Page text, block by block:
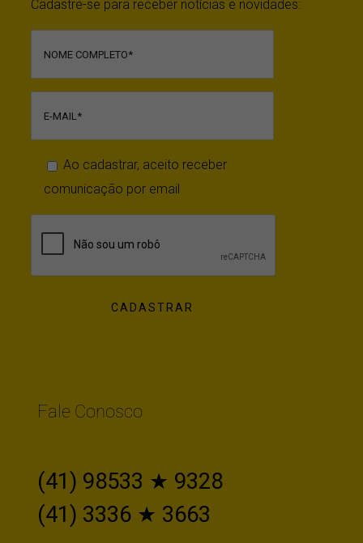
Cadastre-se para receber notícias e novidades:
Ao cadastrar, aceito receber
comunicação por email
Fale Conosco
(41) 98533 ★ 9328
(41) 3336 ★ 3663